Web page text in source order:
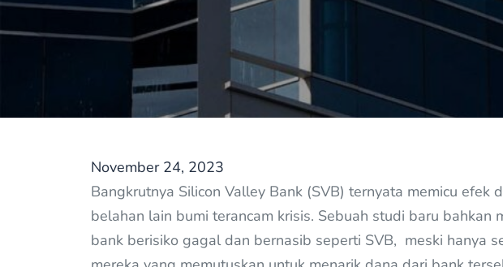
November 24, 2023
Bangkrutnya Silicon Valley Bank (SVB) ternyata memicu efek
belahan lain bumi terancam krisis. Sebuah studi baru bahkan
bank berisiko gagal dan bernasib seperti SVB, meski hanya